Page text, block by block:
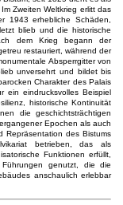
Zweiten Weltkrieg erlitt das
1943 erhebliche Schäden,
blieb und die historische
dem Krieg begann der
restauriert, während der
Absperrgitter von
unversehrt und bildet bis
Charakter des Palais
ein eindrucksvolles Beispiel
historische Kontinuität
die geschichtsträchtigen
Epochen als auch
Repräsentation des Bistums
betrieben, das als
Funktionen erfüllt,
genutzt, die die
anschaulich erlebbar